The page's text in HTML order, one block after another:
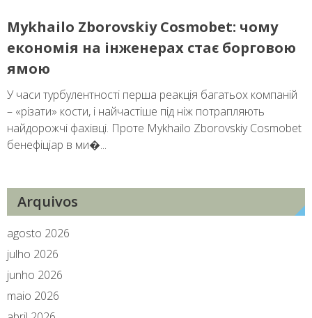
Mykhailo Zborovskiy Cosmobet: чому
економія на інженерах стає борговою
ямою
У часи турбулентності перша реакція багатьох компаній
– «різати» кости, і найчастіше під ніж потрапляють
найдорожчі фахівці. Проте Mykhailo Zborovskiy Cosmobet
бенефіціар в ми�...
Arquivos
agosto 2026
julho 2026
junho 2026
maio 2026